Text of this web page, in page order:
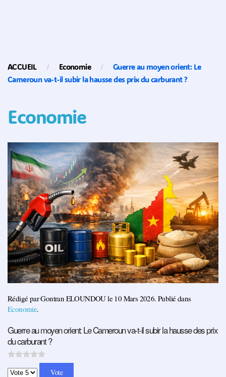
ACCUEIL Economie
Guerre au moyen orient: Le
Cameroun va-t-il subir la hausse des prix du carburant ?
Economie
Rédigé par Gontran ELOUNDOU le 10 Mars 2026. Publié dans
Economie.
Guerre au moyen orient: Le Cameroun va-t-il subir la hausse des prix
du carburant ?
Veuillez voter